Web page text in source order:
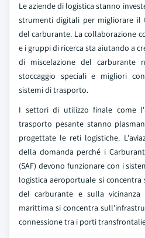
Le aziende di logistica stanno
strumenti digitali per migliorare il
del carburante. La collaborazione
e i gruppi di ricerca sta aiutando a
di miscelazione del carburante
stoccaggio speciali e migliori
sistemi di trasporto.
I settori di utilizzo finale come
trasporto pesante stanno
progettate le reti logistiche.
della domanda perché i
(SAF) devono funzionare con i
logistica aeroportuale si
del carburante e sulla
marittima si concentra
connessione tra i porti